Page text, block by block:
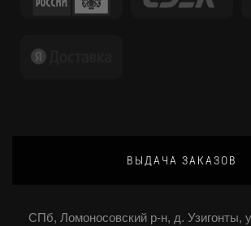
ВЫДАЧА ЗАКАЗОВ
СПб, Ломоносовский р-н, д. Узигонты,